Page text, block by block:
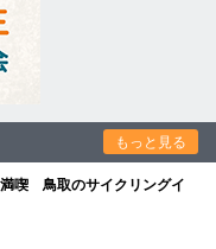
もっと見る
喫 鳥取のサイクリングイ